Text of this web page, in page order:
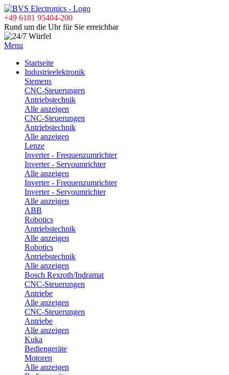
+49 6181 95404-200
Rund um die Uhr für Sie erreichbar
Menu
Startseite
Industrieelektronik
Siemens
CNC-Steuerungen
Antriebstechnik
Alle anzeigen
CNC-Steuerungen
Antriebstechnik
Alle anzeigen
Lenze
Inverter - Frequenzumrichter
Inverter - Servoumrichter
Alle anzeigen
Inverter - Frequenzumrichter
Inverter - Servoumrichter
Alle anzeigen
ABB
Robotics
Antriebstechnik
Alle anzeigen
Robotics
Antriebstechnik
Alle anzeigen
Bosch Rexroth/Indramat
CNC-Steuerungen
Antriebe
Alle anzeigen
CNC-Steuerungen
Antriebe
Alle anzeigen
Kuka
Bediengeräte
Motoren
Alle anzeigen